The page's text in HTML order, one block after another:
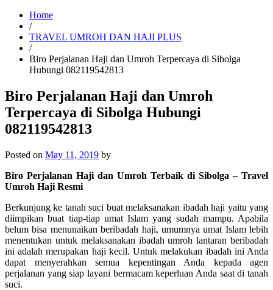
Home
/
TRAVEL UMROH DAN HAJI PLUS
/
Biro Perjalanan Haji dan Umroh Terpercaya di Sibolga
Hubungi 082119542813
Biro Perjalanan Haji dan Umroh
Terpercaya di Sibolga Hubungi
082119542813
Posted on May 11, 2019 by
Biro Perjalanan Haji dan Umroh Terbaik di Sibolga – Travel
Umroh Haji Resmi
Berkunjung ke tanah suci buat melaksanakan ibadah haji yaitu yang
diimpikan buat tiap-tiap umat Islam yang sudah mampu. Apabila
belum bisa menunaikan beribadah haji, umumnya umat Islam lebih
menentukan untuk melaksanakan ibadah umroh lantaran beribadah
ini adalah merupakan haji kecil. Untuk melakukan ibadah ini Anda
dapat menyerahkan semua kepentingan Anda kepada agen
perjalanan yang siap layani bermacam keperluan Anda saat di tanah
suci.